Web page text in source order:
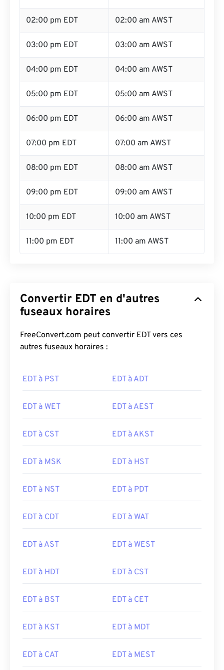
02:00 pm EDT 02:00 am AWST
03:00 pm EDT 03:00 am AWST
04:00 pm EDT 04:00 am AWST
05:00 pm EDT 05:00 am AWST
06:00 pm EDT 06:00 am AWST
07:00 pm EDT 07:00 am AWST
08:00 pm EDT 08:00 am AWST
09:00 pm EDT 09:00 am AWST
10:00 pm EDT 10:00 am AWST
11:00 pm EDT 11:00 am AWST
Convertir EDT en d'autres
fuseaux horaires
FreeConvert.com peut convertir EDT vers ces
autres fuseaux horaires :
EDT à PST EDT à ADT
EDT à WET EDT à AEST
EDT à CST EDT à AKST
EDT à MSK EDT à HST
EDT à NST EDT à PDT
EDT à CDT EDT à WAT
EDT à AST EDT à WEST
EDT à HDT EDT à CST
EDT à BST EDT à CET
EDT à KST EDT à MDT
EDT à CAT EDT à MEST